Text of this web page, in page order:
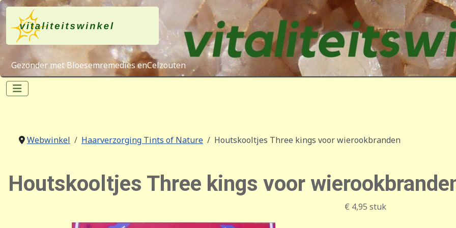
Gezonder met Bloesemremedies enCelzouten
Webwinkel Haarverzorging Tints of Nature Houtskooltjes Three kings voor wierookbranden
Houtskooltjes Three kings voor
€ 4,95 stuk